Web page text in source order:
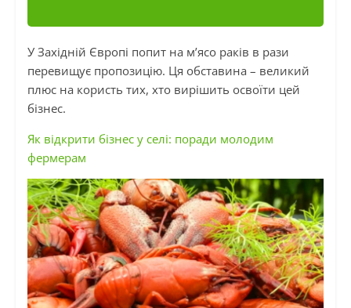
У Західній Європі попит на м’ясо раків в рази
перевищує пропозицію. Ця обставина – великий
плюс на користь тих, хто вирішить освоїти цей
бізнес.
Як відкрити бізнес у селі: поради молодим
фермерам